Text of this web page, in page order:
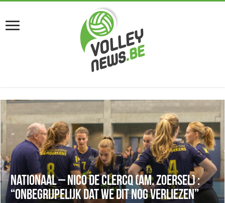
Nationaal – Nico De Clercq (Am. Zoersel) :
“Onbegrijpelijk dat we dit nog verliezen”